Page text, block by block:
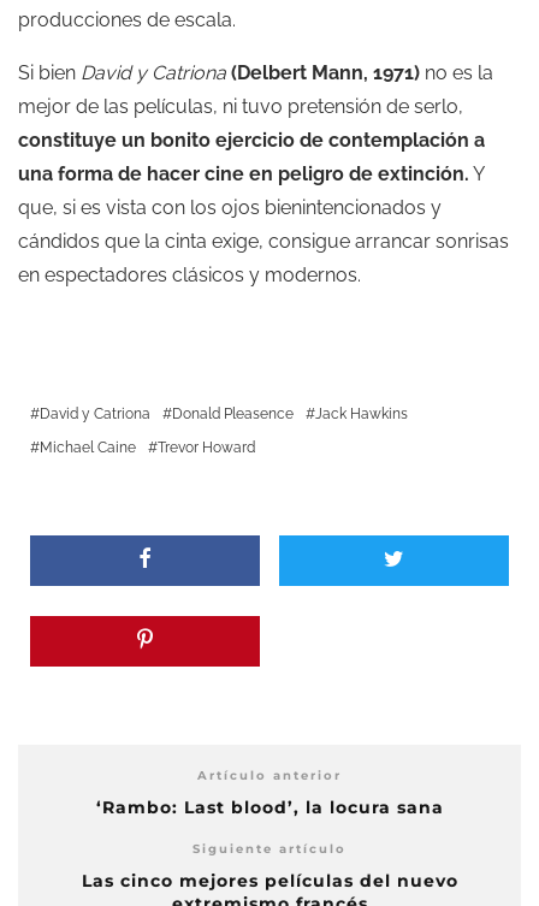
producciones de escala.
Si bien David y Catriona (Delbert Mann, 1971) no es la
mejor de las películas, ni tuvo pretensión de serlo,
constituye un bonito ejercicio de contemplación a
una forma de hacer cine en peligro de extinción. Y
que, si es vista con los ojos bienintencionados y
cándidos que la cinta exige, consigue arrancar sonrisas
en espectadores clásicos y modernos.
David y Catriona Donald Pleasence
Jack Hawkins
Michael Caine
Trevor Howard
Artículo anterior
‘Rambo: Last blood’, la locura sana
Siguiente artículo
Las cinco mejores películas del nuevo